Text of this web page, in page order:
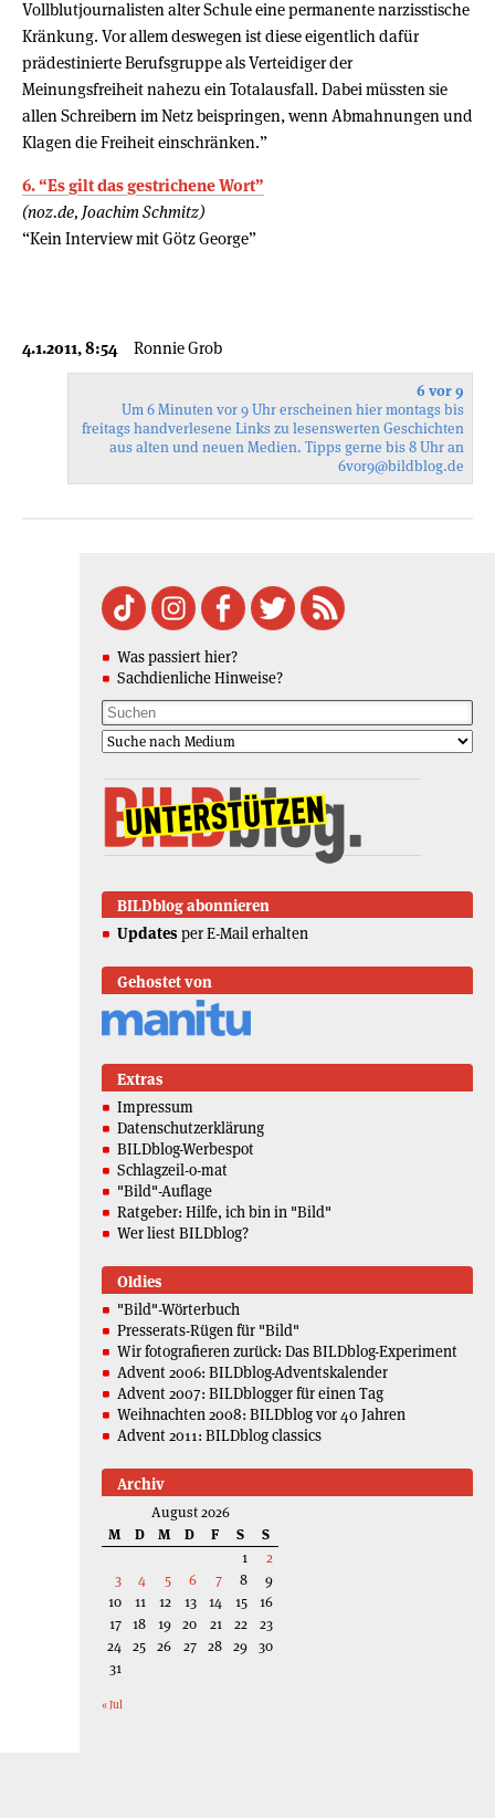
Vollblutjournalisten alter Schule eine permanente narzisstische
Kränkung. Vor allem deswegen ist diese eigentlich dafür
prädestinierte Berufsgruppe als Verteidiger der
Meinungsfreiheit nahezu ein Totalausfall. Dabei müssten sie
allen Schreibern im Netz beispringen, wenn Abmahnungen und
Klagen die Freiheit einschränken.”
6. “Es gilt das gestrichene Wort”
(noz.de, Joachim Schmitz)
“Kein Interview mit Götz George”
4.1.2011, 8:54 Ronnie Grob
6 vor 9
Um 6 Minuten vor 9 Uhr erscheinen hier montags bis
freitags handverlesene Links zu lesenswerten Geschichten
aus alten und neuen Medien. Tipps gerne bis 8 Uhr an
6vor9@bildblog.de
Was passiert hier?
Sachdienliche Hinweise?
BILDblog abonnieren
Updates per E-Mail erhalten
Gehostet von
Extras
Impressum
Datenschutzerklärung
BILDblog-Werbespot
Schlagzeil-o-mat
"Bild"-Auflage
Ratgeber: Hilfe, ich bin in "Bild"
Wer liest BILDblog?
Oldies
"Bild"-Wörterbuch
Presserats-Rügen für "Bild"
Wir fotografieren zurück: Das BILDblog-Experiment
Advent 2006: BILDblog-Adventskalender
Advent 2007: BILDblogger für einen Tag
Weihnachten 2008: BILDblog vor 40 Jahren
Advent 2011: BILDblog classics
Archiv
August 2026
M
D M D F S
S
1
2
3
4 5 6 7 8
9
10
11 12 13 14 15
16
17 18 19 20 21 22
23
24 25 26 27 28 29 30
31
« Jul